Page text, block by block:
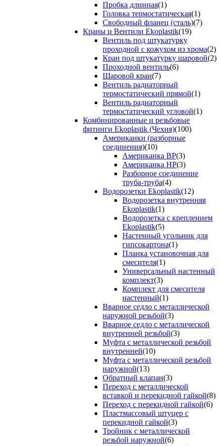
Пробка длинная(1)
Головка термостатическая(1)
Свободный фланец (сталь)(7)
Краны и Вентили Ekoplastik(19)
Вентиль под штукатурку
проходной с кожухом из хрома(2)
Кран под штукатурку шаровой(2)
Проходной вентиль(6)
Шаровой кран(7)
Вентиль радиаторный
термостатический прямой(1)
Вентиль радиаторный
термостатический угловой(1)
Комбинированные и резьбовые
фитинги Ekoplastik (Чехия)(100)
Американки (разборные
соединения)(10)
Американка ВР(3)
Американка НР(3)
Разборное соединение
труба-труба(4)
Водорозетки Ekoplastik(12)
Водорозетка внутренняя
Ekoplastik(1)
Водорозетка с креплением
Ekoplastik(5)
Настенный угольник для
гипсокартона(1)
Планка установочная для
смесителя(1)
Универсальный настенный
комплект(3)
Комплект для смесителя
настенный(1)
Вварное седло с металлической
наружной резьбой(3)
Вварное седло с металлической
внутренней резьбой(3)
Муфта с металлической резьбой
внутренней(10)
Муфта с металлической резьбой
наружной(13)
Обратный клапан(3)
Переход с металлической
вставкой и перекидной гайкой(8)
Переход с перекидной гайкой(6)
Пластмассовый штуцер с
перекидной гайкой(3)
Тройник с металлической
резьбой наружной(6)